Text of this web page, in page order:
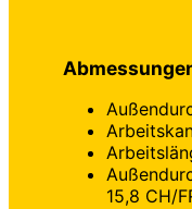
15,8 CH/